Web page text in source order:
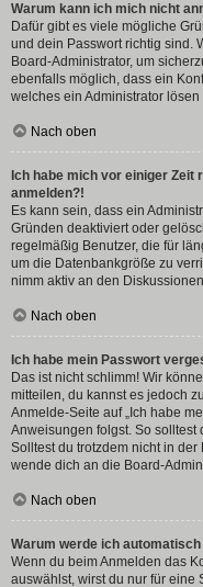
Warum kann ich mich nicht
Dafür gibt es viele mögliche
und dein Passwort richtig sind.
Board-Administrator, um
ebenfalls möglich, dass ein
welches ein Administrator lösen
Nach oben
Ich habe mich vor einiger
anmelden?!
Es kann sein, dass ein
Gründen deaktiviert oder
regelmäßig Benutzer, die für
um die Datenbankgröße zu
nimm aktiv an den
Nach oben
Ich habe mein Passwort
Das ist nicht schlimm! Wir
mitteilen, du kannst es jedoch
Anmelde-Seite auf „Ich habe
Anweisungen folgst. So
Solltest du trotzdem nicht in
wende dich an die Board-
Nach oben
Warum werde ich
Wenn du beim Anmelden das
auswählst, wirst du nur für eine